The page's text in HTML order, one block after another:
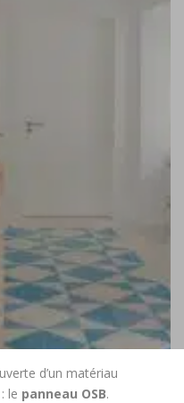
d’un matériau
le panneau OSB.